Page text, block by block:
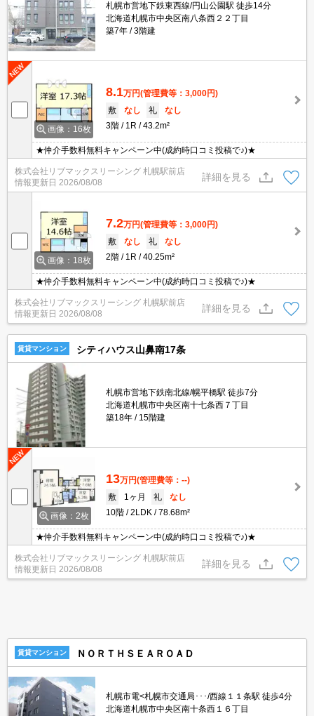
札幌市営地下鉄東西線/円山公園駅 徒歩14分
北海道札幌市中央区南八条西２２丁目
築7年
3階建
画像：16枚
8.1万円(管理費等：3,000円)
敷
なし 礼
なし
3階
1R 43.2m²
★仲介手数料無料キャンペーン中(成約時口コミ投稿で♪)★
株式会社リブマックスリーシング 札幌駅前店
情報更新日 2026/08/08
詳細を見る
画像：18枚
7.2万円(管理費等：3,000円)
敷
なし 礼
なし
2階
1R 40.25m²
★仲介手数料無料キャンペーン中(成約時口コミ投稿で♪)★
株式会社リブマックスリーシング 札幌駅前店
情報更新日 2026/08/08
詳細を見る
賃貸マンション シティハウス山鼻南17条
札幌市営地下鉄南北線/幌平橋駅 徒歩7分
北海道札幌市中央区南十七条西７丁目
築18年
15階建
画像：2枚
13万円(管理費等：--)
敷
1ヶ月 礼
なし
10階
2LDK 78.68m²
★仲介手数料無料キャンペーン中(成約時口コミ投稿で♪)★
株式会社リブマックスリーシング 札幌駅前店
情報更新日 2026/08/08
詳細を見る
賃貸マンション ＮＯＲＴＨＳＥＡＲＯＡＤ
札幌市電<札幌市交通局･･･/西線１１条駅 徒歩4分
北海道札幌市中央区南十条西１６丁目